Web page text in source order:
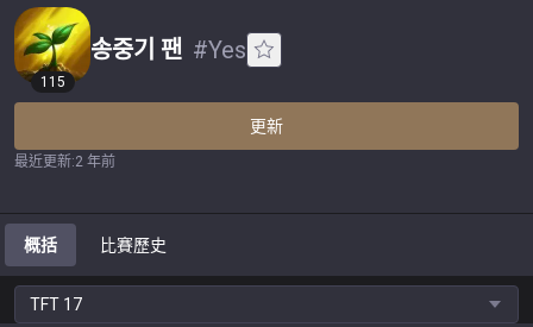
115
송중기 팬 #Yes
更新
最近更新:2 年前
概括 比賽歷史
TFT 17